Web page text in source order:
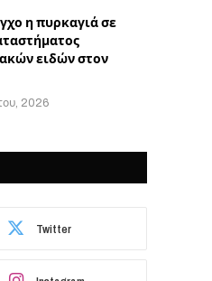
η πυρκαγιά σε
ειδών στον
2026
Twitter